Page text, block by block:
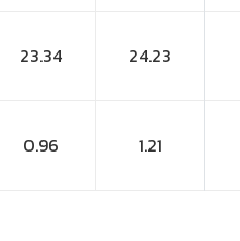
23.34 24.23
0.96 1.21